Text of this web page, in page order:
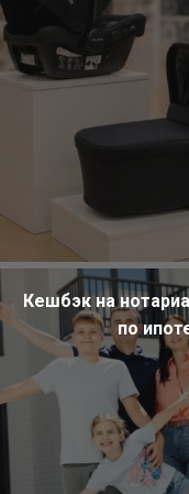
Кешбэк на
по